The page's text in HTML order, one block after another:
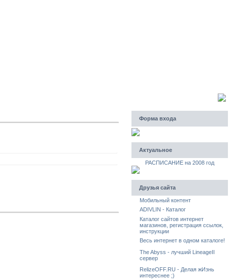
Форма входа
Актуальное
РАСПИСАНИЕ на 2008 год
Друзья сайта
Мобильный контент
ADIVLIN - Каталог
Каталог сайтов интернет
магазинов, регистрация ссылок,
инструкции
Весь интернет в одном каталоге!
The Abyss - лучший LineageII
сервер
RelizeOFF.RU - Делая жИзнь
интереснее ;)